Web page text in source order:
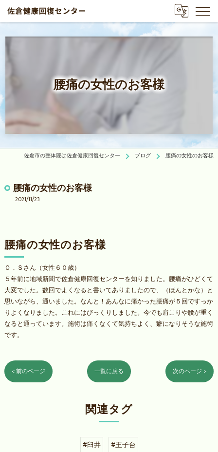
腰痛の女性のお客様
佐倉市の整体院は佐倉健康回復センター ブログ 腰痛の女性のお客様
腰痛の女性のお客様
2021/11/23
腰痛の女性のお客様
Ｏ．Ｓさん（女性６０歳）
５年前に地域新聞で佐倉健康回復センターを知りました。腰痛がひどくて
大変でした。数回でよくなると書いてありましたので、（ほんとかな）と
思いながら、通いました。なんと！あんなに痛かった腰痛が５回ですっか
りよくなりました。これにはびっくりしました。今でも肩こりや腰が重く
なると通っています。施術は痛くなくて気持ちよく、癖になりそうな施術
です。
< 前のページ 一覧に戻る 次のページ >
関連タグ
#臼井
#王子台